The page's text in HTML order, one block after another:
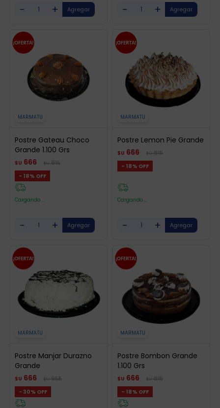
- + - +
MARMATU
Postre Gateau Choco
Grande 1.100 Grs
$U 666 $U 815
18
Cargando ...
- +
MARMATU
Postre Lemon Pie Grande
$U 666 $U 815
18
Cargando ...
- +
MARMATU
Postre Manjar Durazno
Grande
$U 666 $U 955
30
MARMATU
Postre Bombon Grande
1.100 Grs
$U 666 $U 815
18